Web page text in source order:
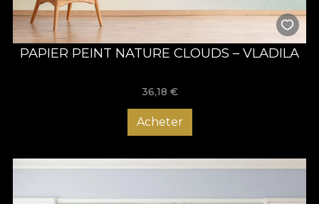
PAPIER PEINT NATURE CLOUDS – VLADILA
36,18 €
Acheter